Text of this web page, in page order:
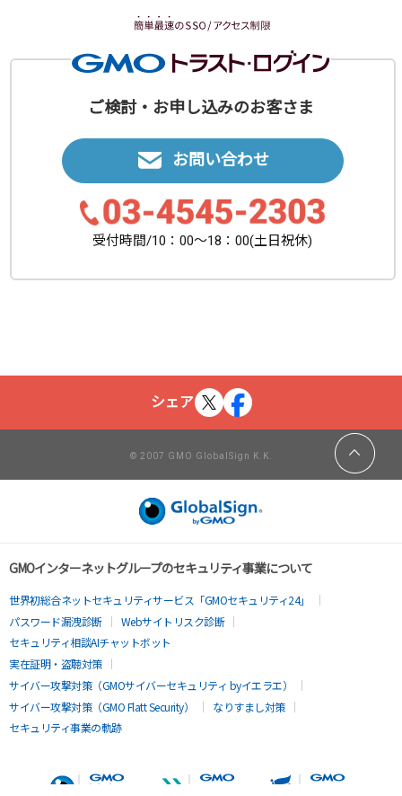
ご検討・お申し込みのお客さま
お問い合わせ
受付時間/10：00〜18：00(土日祝休)
シェア
© 2007 GMO GlobalSign K.K.
GMOインターネットグループのセキュリティ事業について
世界初総合ネットセキュリティサービス「GMOセキュリティ24」
パスワード漏洩診断
Webサイトリスク診断
セキュリティ相談AIチャットボット
実在証明・盗聴対策
サイバー攻撃対策（GMOサイバーセキュリティ byイエラエ）
サイバー攻撃対策（GMO Flatt Security）
なりすまし対策
セキュリティ事業の軌跡